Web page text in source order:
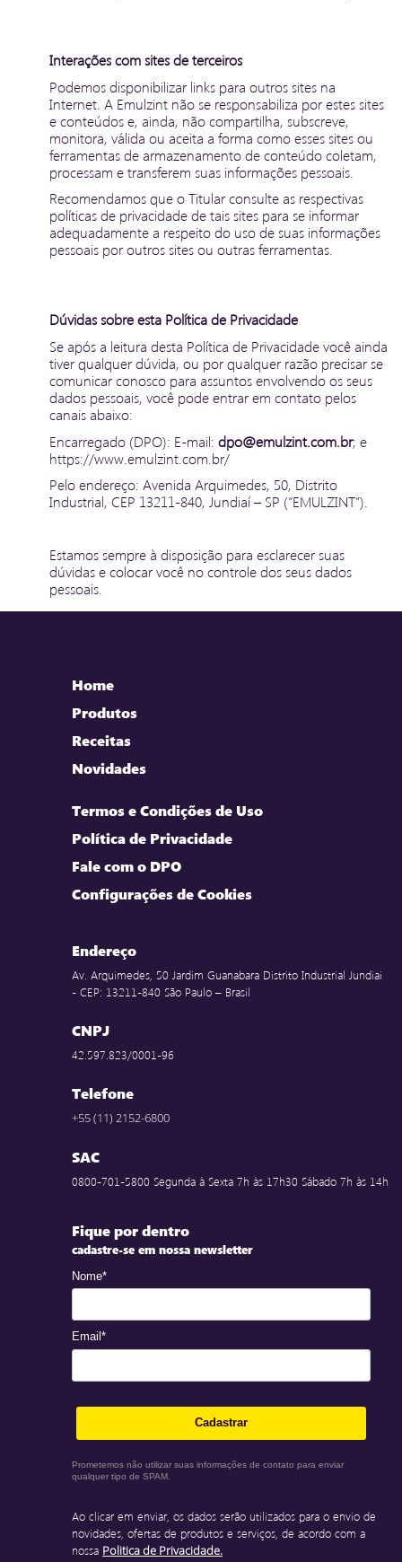
Interações com sites de terceiros
Podemos disponibilizar links para outros sites na
Internet. A Emulzint não se responsabiliza por estes sites
e conteúdos e, ainda, não compartilha, subscreve,
monitora, válida ou aceita a forma como esses sites ou
ferramentas de armazenamento de conteúdo coletam,
processam e transferem suas informações pessoais.
Recomendamos que o Titular consulte as respectivas
políticas de privacidade de tais sites para se informar
adequadamente a respeito do uso de suas informações
pessoais por outros sites ou outras ferramentas.
Dúvidas sobre esta Política de Privacidade
Se após a leitura desta Política de Privacidade você ainda
tiver qualquer dúvida, ou por qualquer razão precisar se
comunicar conosco para assuntos envolvendo os seus
dados pessoais, você pode entrar em contato pelos
canais abaixo:
Encarregado (DPO): E-mail: dpo@emulzint.com.br; e
https://www.emulzint.com.br/
Pelo endereço: Avenida Arquimedes, 50, Distrito
Industrial, CEP 13211-840, Jundiaí – SP (“EMULZINT”).
Estamos sempre à disposição para esclarecer suas
dúvidas e colocar você no controle dos seus dados
pessoais.
Home
Produtos
Receitas
Novidades
Termos e Condições de Uso
Política de Privacidade
Fale com o DPO
Configurações de Cookies
Endereço
Av. Arquimedes, 50 Jardim Guanabara Distrito Industrial Jundiai
- CEP: 13211-840 São Paulo – Brasil
CNPJ
42.597.823/0001-96
Telefone
+55 (11) 2152-6800
SAC
0800-701-5800 Segunda à Sexta 7h às 17h30 Sábado 7h às 14h
Fique por dentro
cadastre-se em nossa newsletter
Nome*
Email*
Cadastrar
Prometemos não utilizar suas informações de contato para enviar
qualquer tipo de SPAM.
Ao clicar em enviar, os dados serão utilizados para o envio de
novidades, ofertas de produtos e serviços, de acordo com a
nossa Politica de Privacidade.